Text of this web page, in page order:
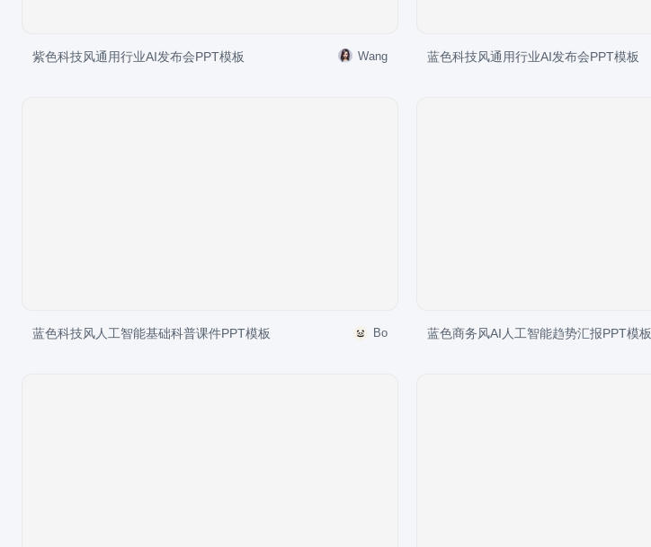
紫色科技风通用行业AI发布会PPT模板 Wang 蓝色科技风通用行业AI发布会PPT模板
蓝色科技风人工智能基础科普课件PPT模板 Bo 蓝色商务风AI人工智能趋势汇报PPT模板